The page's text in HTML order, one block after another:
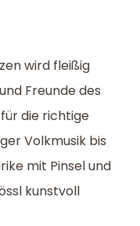
wird fleißig
Freunde des
die richtige
Volkmusik bis
mit Pinsel und
kunstvoll